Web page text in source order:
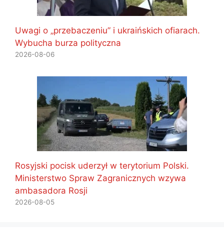
Uwagi o „przebaczeniu” i ukraińskich ofiarach.
Wybucha burza polityczna
2026-08-06
Rosyjski pocisk uderzył w terytorium Polski.
Ministerstwo Spraw Zagranicznych wzywa
ambasadora Rosji
2026-08-05